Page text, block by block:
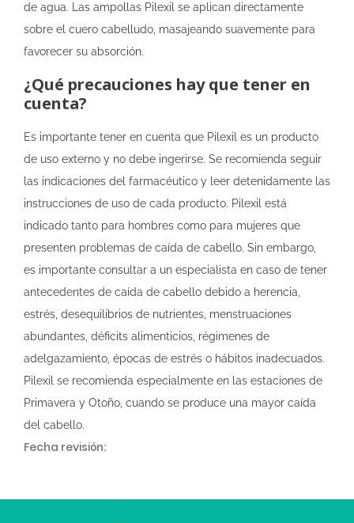
de agua. Las ampollas Pilexil se aplican directamente
sobre el cuero cabelludo, masajeando suavemente para
favorecer su absorción.
¿Qué precauciones hay que tener en
cuenta?
Es importante tener en cuenta que Pilexil es un producto
de uso externo y no debe ingerirse. Se recomienda seguir
las indicaciones del farmacéutico y leer detenidamente las
instrucciones de uso de cada producto. Pilexil está
indicado tanto para hombres como para mujeres que
presenten problemas de caída de cabello. Sin embargo,
es importante consultar a un especialista en caso de tener
antecedentes de caída de cabello debido a herencia,
estrés, desequilibrios de nutrientes, menstruaciones
abundantes, déficits alimenticios, régimenes de
adelgazamiento, épocas de estrés o hábitos inadecuados.
Pilexil se recomienda especialmente en las estaciones de
Primavera y Otoño, cuando se produce una mayor caída
del cabello.
Fecha revisión: